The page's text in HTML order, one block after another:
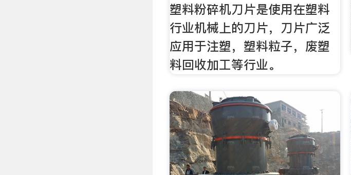
塑料粉碎机刀片是使用在塑料
行业机械上的刀片，刀片广泛
应用于注塑，塑料粒子，废塑
料回收加工等行业。